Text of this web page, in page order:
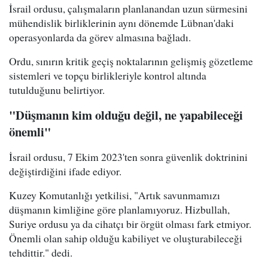
İsrail ordusu, çalışmaların planlanandan uzun sürmesini
mühendislik birliklerinin aynı dönemde Lübnan'daki
operasyonlarda da görev almasına bağladı.
Ordu, sınırın kritik geçiş noktalarının gelişmiş gözetleme
sistemleri ve topçu birlikleriyle kontrol altında
tutulduğunu belirtiyor.
"Düşmanın kim olduğu değil, ne yapabileceği
önemli"
İsrail ordusu, 7 Ekim 2023'ten sonra güvenlik doktrinini
değiştirdiğini ifade ediyor.
Kuzey Komutanlığı yetkilisi, "Artık savunmamızı
düşmanın kimliğine göre planlamıyoruz. Hizbullah,
Suriye ordusu ya da cihatçı bir örgüt olması fark etmiyor.
Önemli olan sahip olduğu kabiliyet ve oluşturabileceği
tehdittir." dedi.